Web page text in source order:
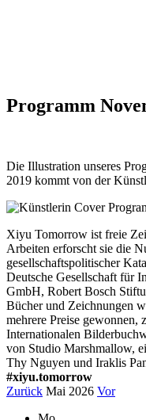
Programm
Die Illustration unseres
2019 kommt von der
Xiyu Tomorrow ist freie
Arbeiten erforscht sie die
gesellschaftspolitischer
Deutsche Gesellschaft für
GmbH, Robert Bosch
Bücher und Zeichnungen
mehrere Preise gewonnen,
Internationalen
von Studio Marshmallow,
Thy Nguyen und Iraklis
#xiyu.tomorrow
Zurück Mai 2026 Vor